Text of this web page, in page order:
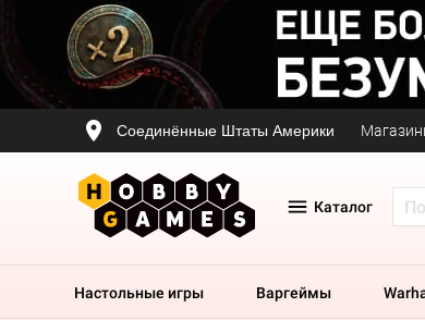
Соединённые Штаты Америки
Каталог
Настольные игры Варгеймы